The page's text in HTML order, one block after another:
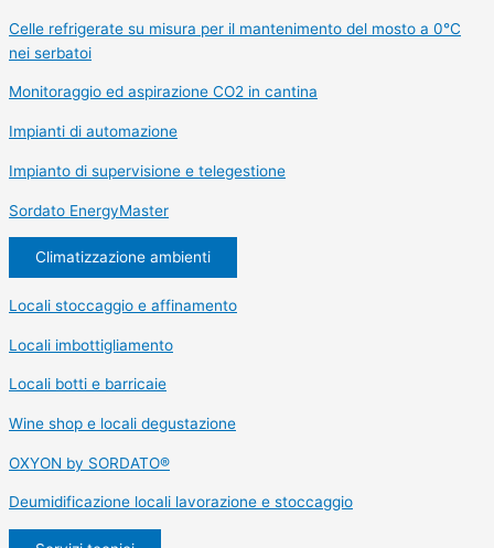
Celle refrigerate su misura per il mantenimento del mosto a 0°C
nei serbatoi
Monitoraggio ed aspirazione CO2 in cantina
Impianti di automazione
Impianto di supervisione e telegestione
Sordato EnergyMaster
Climatizzazione ambienti
Locali stoccaggio e affinamento
Locali imbottigliamento
Locali botti e barricaie
Wine shop e locali degustazione
OXYON by SORDATO®
Deumidificazione locali lavorazione e stoccaggio